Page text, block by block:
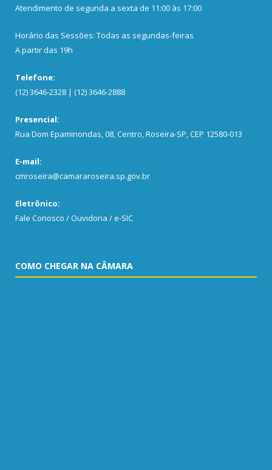
Atendimento de segunda a sexta de 11:00 às 17:00
Horário das Sessões: Todas as segundas-feiras
A partir das 19h
Telefone:
(12) 3646-2328 | (12) 3646-2888
Presencial:
Rua Dom Epaminondas, 08, Centro, Roseira-SP, CEP 12580-013
E-mail:
cmroseira@camararoseira.sp.gov.br
Eletrônico:
Fale Conosco / Ouvidoria / e-SIC
COMO CHEGAR NA CÂMARA